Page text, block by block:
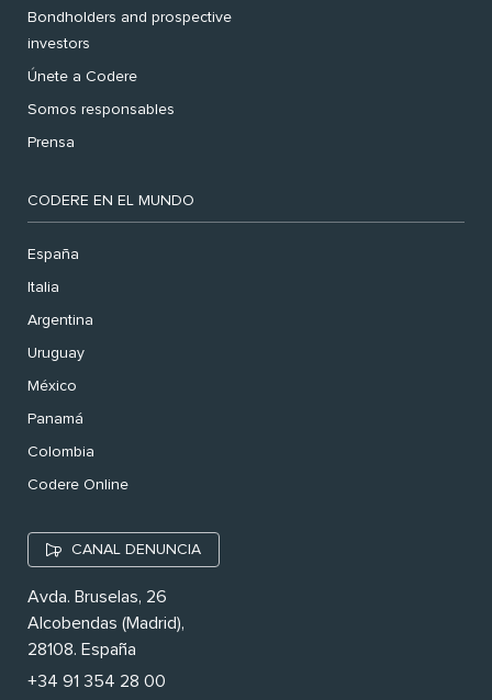
Bondholders and prospective
investors
Únete a Codere
Somos responsables
Prensa
CODERE EN EL MUNDO
España
Italia
Argentina
Uruguay
México
Panamá
Colombia
Codere Online
CANAL DENUNCIA
Avda. Bruselas, 26
Alcobendas (Madrid),
28108. España
+34 91 354 28 00